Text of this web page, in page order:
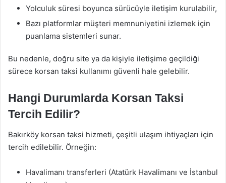
Yolculuk süresi boyunca sürücüyle iletişim kurulabilir,
Bazı platformlar müşteri memnuniyetini izlemek için
puanlama sistemleri sunar.
Bu nedenle, doğru site ya da kişiyle iletişime geçildiği
sürece korsan taksi kullanımı güvenli hale gelebilir.
Hangi Durumlarda Korsan Taksi
Tercih Edilir?
Bakırköy korsan taksi hizmeti, çeşitli ulaşım ihtiyaçları için
tercih edilebilir. Örneğin:
Havalimanı transferleri (Atatürk Havalimanı ve İstanbul